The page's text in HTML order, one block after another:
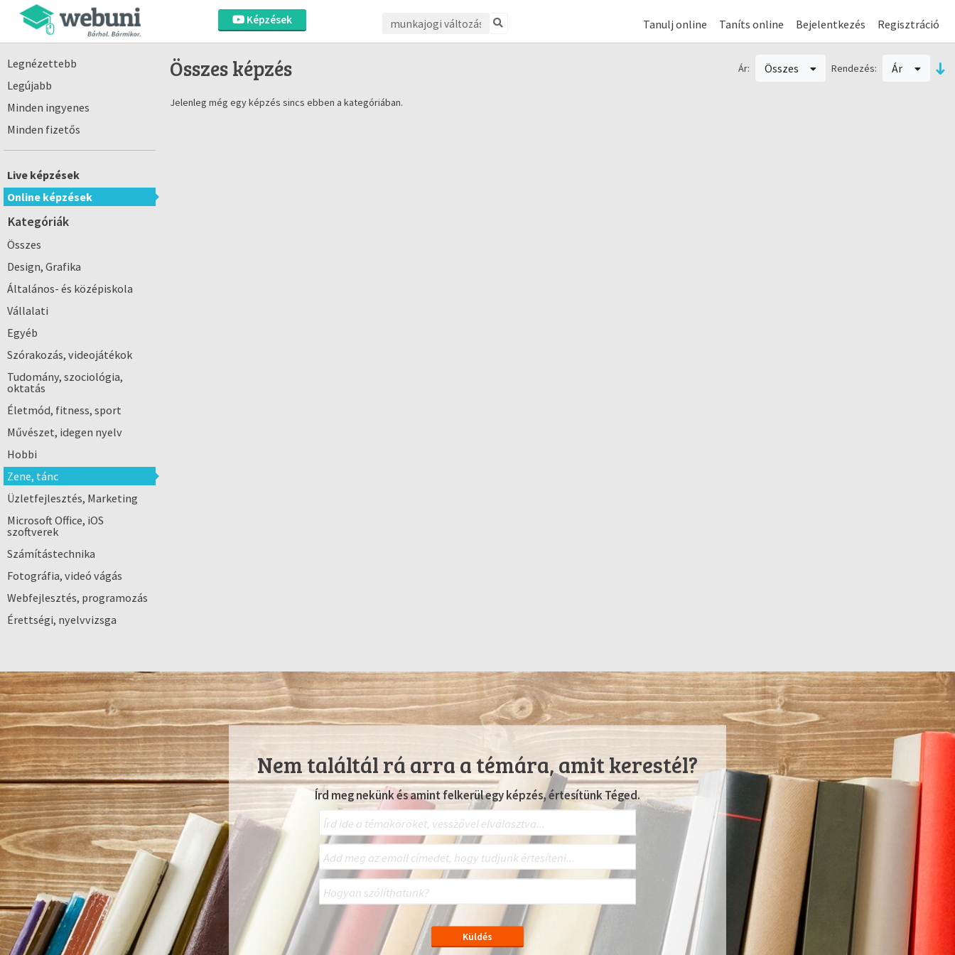
Képzések Tanulj online Taníts online Bejelentkezés Regisztráció
Legnézettebb
Legújabb
Minden ingyenes
Minden fizetős
Live képzések
Online képzések
Kategóriák
Összes
Design, Grafika
Általános- és középiskola
Vállalati
Egyéb
Szórakozás, videojátékok
Tudomány, szociológia,
oktatás
Életmód, fitness, sport
Művészet, idegen nyelv
Hobbi
Zene, tánc
Üzletfejlesztés, Marketing
Microsoft Office, iOS
szoftverek
Számítástechnika
Fotográfia, videó vágás
Webfejlesztés, programozás
Érettségi, nyelvvizsga
Összes képzés Ár: Összes Rendezés: Ár
Jelenleg még egy képzés sincs ebben a kategóriában.
Nem találtál rá arra a témára, amit kerestél?
Írd meg nekünk és amint felkerül egy képzés, értesítünk Téged.